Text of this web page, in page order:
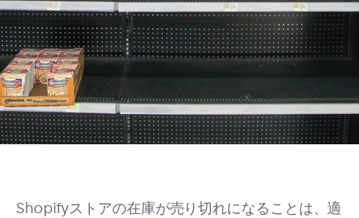
Shopifyストアの在庫が売り切れになることは、適